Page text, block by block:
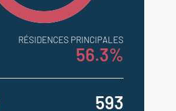
RÉSIDENCES PRINCIPALES
56.3%
593